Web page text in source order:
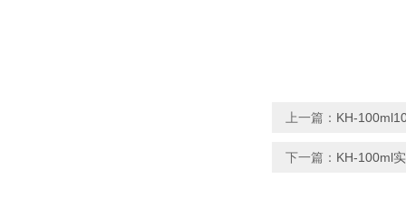
上一篇： KH-
下一篇： KH-100ml